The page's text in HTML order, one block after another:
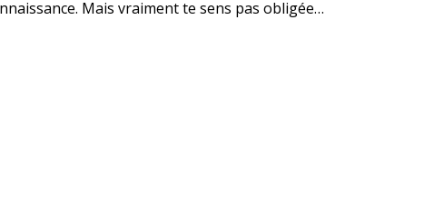
Mais vraiment te sens pas obligée…